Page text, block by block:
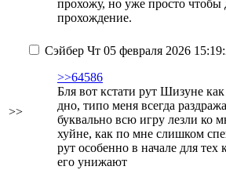
прохожу, но уже просто чтобы
прохождение.
>>
Сэйбер Чт 05 февраля 2026
>>64586
Бля вот кстати рут Шизуне
дно, типо меня всегда
буквально всю игру лезли ко
хуйне, как по мне слишком
рут особенно в начале для тех
его унижают